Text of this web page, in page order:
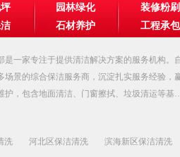
园林绿化
装修粉刷
石材养护
工程承包
是一家专注于提供清洁解决方案的服务机构
场景的综合保洁服务商，沉淀扎实服务经验
护，包含地面清洁、门窗擦拭、垃圾清运等基
洗 河北区保洁清洗 滨海新区保洁清洗